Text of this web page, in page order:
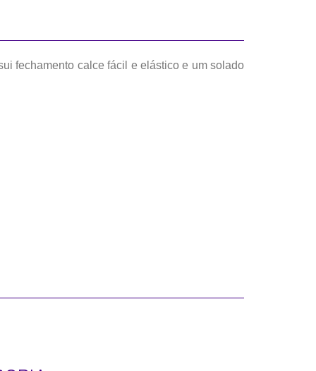
fechamento calce fácil e elástico e um solado